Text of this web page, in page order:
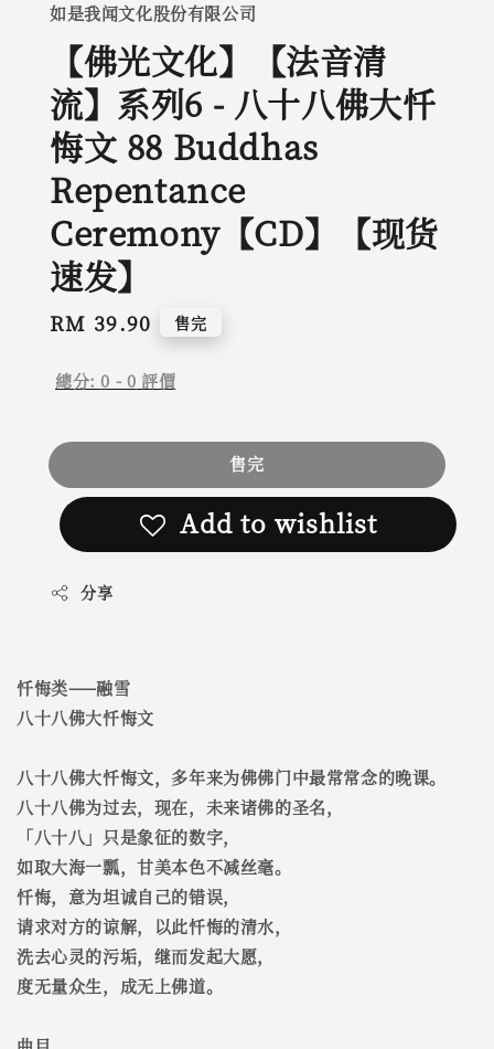
如是我闻文化股份有限公司
【佛光文化】【法音清
流】系列6 - 八十八佛大忏
悔文 88 Buddhas
Repentance
Ceremony【CD】【现货
速发】
Regular
RM 39.90 售完
總分:0 - 0 評價
售完
Add to wishlist
分享
忏悔类——融雪
八十八佛大忏悔文
八十八佛大忏悔文，多年来为佛佛门中最常常念的晚课。
八十八佛为过去，现在，未来诸佛的圣名，
「八十八」只是象征的数字，
如取大海一瓢，甘美本色不减丝毫。
忏悔，意为坦诚自己的错误，
请求对方的谅解，以此忏悔的清水，
洗去心灵的污垢，继而发起大愿，
度无量众生，成无上佛道。